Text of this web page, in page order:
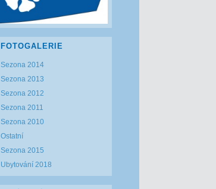
FOTOGALERIE
Sezona 2014
Sezona 2013
Sezona 2012
Sezona 2011
Sezona 2010
Ostatní
Sezona 2015
Ubytování 2018